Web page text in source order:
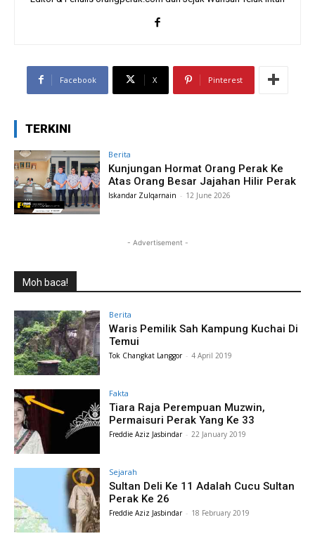
Facebook X Pinterest
TERKINI
Berita
Kunjungan Hormat Orang Perak Ke
Atas Orang Besar Jajahan Hilir Perak
Iskandar Zulqarnain - 12 June 2026
- Advertisement -
Moh baca!
Berita
Waris Pemilik Sah Kampung Kuchai Di
Temui
Tok Changkat Langgor - 4 April 2019
Fakta
Tiara Raja Perempuan Muzwin,
Permaisuri Perak Yang Ke 33
Freddie Aziz Jasbindar - 22 January 2019
Sejarah
Sultan Deli Ke 11 Adalah Cucu Sultan
Perak Ke 26
Freddie Aziz Jasbindar - 18 February 2019